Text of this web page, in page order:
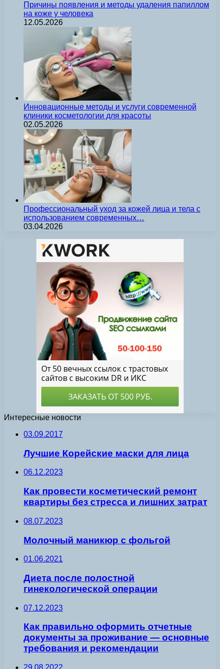
Причины появления и методы удаления папиллом
на коже у человека
12.05.2026
Инновационные методы и услуги современной
клиники косметологии для красоты
02.05.2026
Профессиональный уход за кожей лица и тела с
использованием современных…
03.04.2026
Интересные новости
03.09.2017
Лучшие Корейские маски для лица
06.12.2023
Как провести косметический ремонт
квартиры без стресса и лишних затрат
08.07.2023
Молочный маникюр с фольгой
01.06.2021
Диета после полостной
гинекологической операции
07.12.2023
Как правильно оформить отчетные
документы за проживание — основные
требования и рекомендации